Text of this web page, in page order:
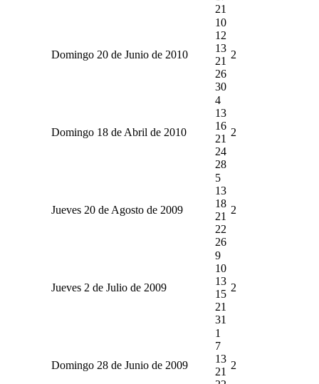
21
Domingo 20 de Junio de 2010
10
12
13
21
26
30
2
Domingo 18 de Abril de 2010
4
13
16
21
24
28
2
Jueves 20 de Agosto de 2009
5
13
18
21
22
26
2
Jueves 2 de Julio de 2009
9
10
13
15
21
31
2
Domingo 28 de Junio de 2009
1
7
13
21
2